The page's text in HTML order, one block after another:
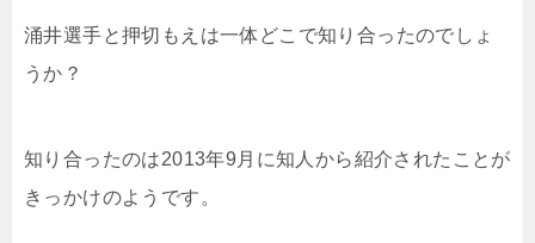
涌井選手と押切もえは一体どこで知り合ったのでしょ
うか？
知り合ったのは2013年9月に知人から紹介されたことが
きっかけのようです。